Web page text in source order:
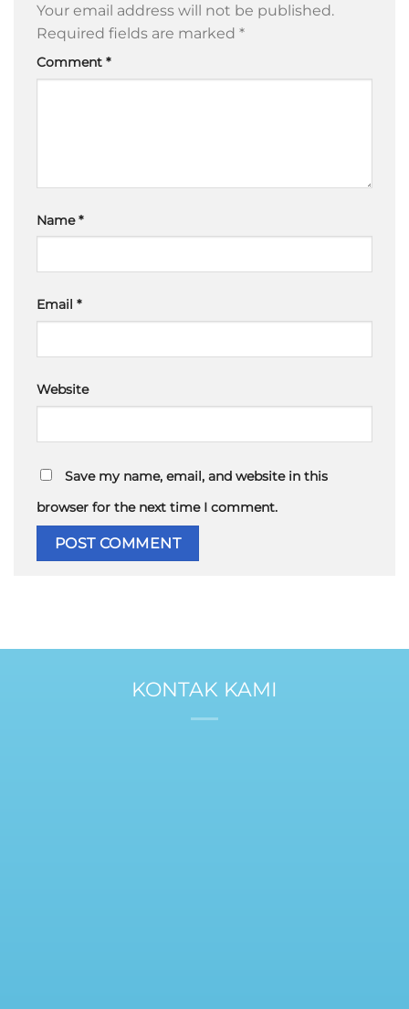
Your email address will not be published.
Required fields are marked *
Comment *
Name*
Email *
Website
Save my name, email, and website in this
browser for the next time I comment.
KONTAK KAMI